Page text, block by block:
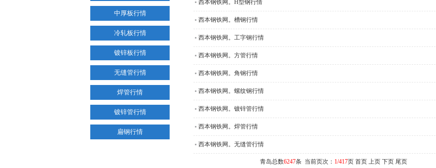
中厚板行情
冷轧板行情
镀锌板行情
无缝管行情
焊管行情
镀锌管行情
扁钢行情
西本钢铁网。H型钢行情
西本钢铁网。槽钢行情
西本钢铁网。工字钢行情
西本钢铁网。方管行情
西本钢铁网。角钢行情
西本钢铁网。螺纹钢行情
西本钢铁网。镀锌管行情
西本钢铁网。焊管行情
西本钢铁网。无缝管行情
青岛总数6247条 当前页次： 1/417页 首页 上页 下页 尾页